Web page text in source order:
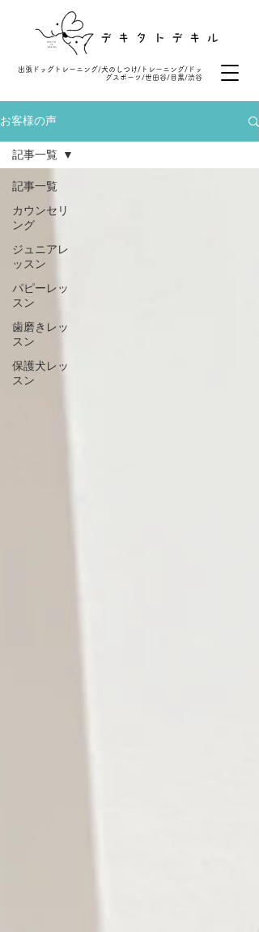
出張ドッグトレーニング/犬のしつけ/トレーニング/ドッ
グスポーツ/世田谷/目黒/渋谷
お客様の声
記事一覧
カウンセリ
ング
ジュニアレ
ッスン
パピーレッ
スン
歯磨きレッ
スン
保護犬レッ
スン
記事一覧